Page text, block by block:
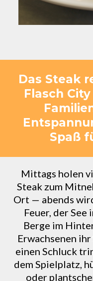
Das Steak
Flasch
Spaß
Mittags holen
Steak zum
Ort — abends
Feuer, der See
Berge im
Erwachsenen
einen Schluck
dem Spielplatz,
oder